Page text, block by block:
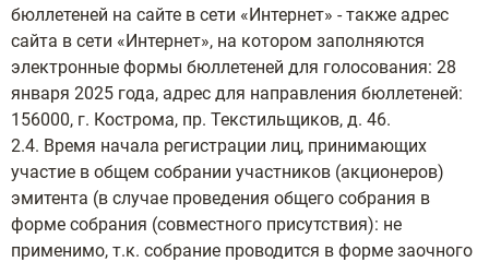
бюллетеней на сайте в сети «Интернет» - также адрес
сайта в сети «Интернет», на котором заполняются
электронные формы бюллетеней для голосования: 28
января 2025 года, адрес для направления бюллетеней:
156000, г. Кострома, пр. Текстильщиков, д. 46.
2.4. Время начала регистрации лиц, принимающих
участие в общем собрании участников (акционеров)
эмитента (в случае проведения общего собрания в
форме собрания (совместного присутствия): не
применимо, т.к. собрание проводится в форме заочного